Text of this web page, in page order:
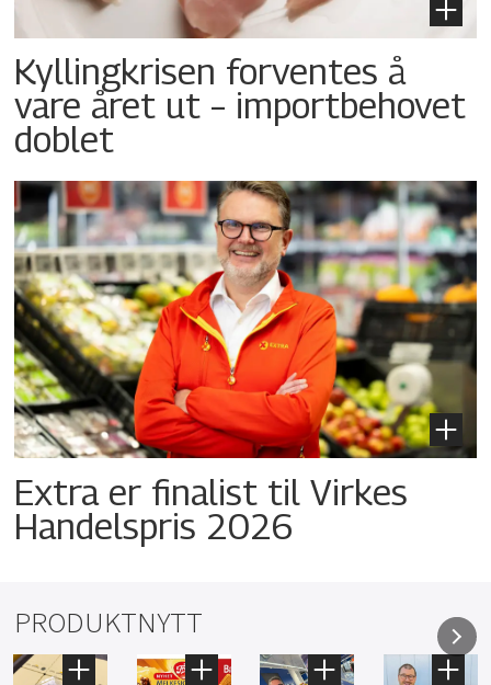
Kyllingkrisen forventes å
vare året ut – importbehovet
doblet
Extra er finalist til Virkes
Handelspris 2026
PRODUKTNYTT